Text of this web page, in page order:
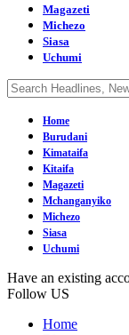
Magazeti
Michezo
Siasa
Uchumi
Home
Burudani
Kimataifa
Kitaifa
Magazeti
Mchanganyiko
Michezo
Siasa
Uchumi
Have an existing
Follow US
Home